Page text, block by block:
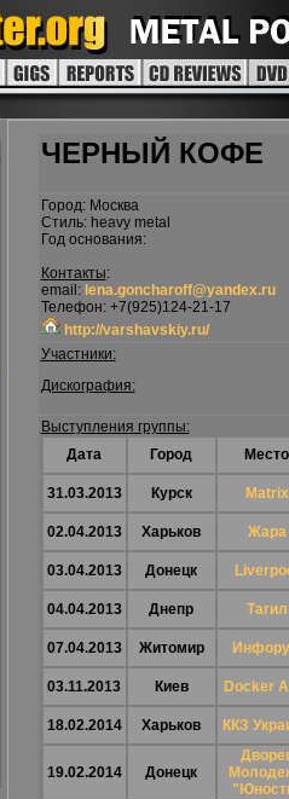
ЧЕРНЫЙ КОФЕ
Город: Москва
Стиль: heavy metal
Год основания:
Контакты:
email: lena.goncharoff@yandex.ru
Телефон: +7(925)124-21-17
http://varshavskiy.ru/
Участники:
Дискография:
Выступления группы:
Дата
Город Место
31.03.2013 Курск Matrix
02.04.2013 Харьков Жара
03.04.2013 Донецк
04.04.2013 Днепр Тагил
07.04.2013 Житомир
03.11.2013 Киев Docker
18.02.2014 Харьков ККЗ
19.02.2014 Донецк